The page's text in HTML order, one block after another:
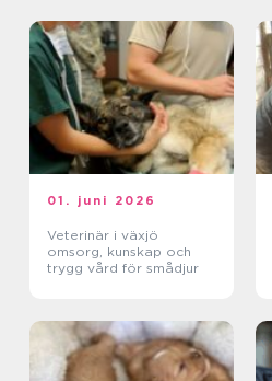
01. juni 2026
Veterinär i växjö
omsorg, kunskap och
trygg vård för smådjur